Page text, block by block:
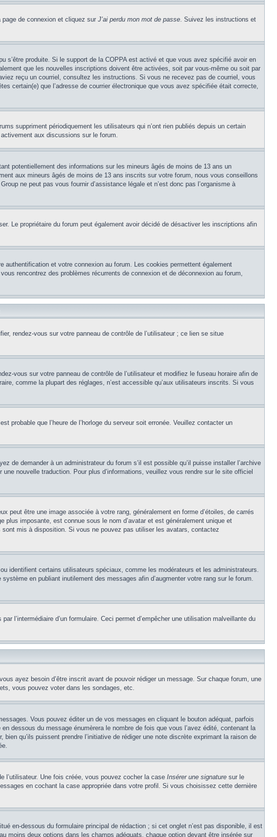
de connexion et cliquez sur J’ai perdu mon mot de passe. Suivez les instructions et
s’être produite. Si le support de la COPPA est activé et que vous avez spécifié avoir en
que les nouvelles inscriptions doivent être activées, soit par vous-même ou soit par
reçu un courriel, consultez les instructions. Si vous ne recevez pas de courriel, vous
certain(e) que l’adresse de courrier électronique que vous avez spécifiée était correcte,
suppriment périodiquement les utilisateurs qui n’ont rien publiés depuis un certain
aux discussions sur le forum.
potentiellement des informations sur les mineurs âgés de moins de 13 ans un
aux mineurs âgés de moins de 13 ans inscrits sur votre forum, nous vous conseillons
ne peut pas vous fournir d’assistance légale et n’est donc pas l’organisme à
Le propriétaire du forum peut également avoir décidé de désactiver les inscriptions afin
authentification et votre connexion au forum. Les cookies permettent également
rencontrez des problèmes récurrents de connexion et de déconnexion au forum,
rendez-vous sur votre panneau de contrôle de l’utilisateur ; ce lien se situe
vous sur votre panneau de contrôle de l’utilisateur et modifiez le fuseau horaire afin de
comme la plupart des réglages, n’est accessible qu’aux utilisateurs inscrits. Si vous
probable que l’heure de l’horloge du serveur soit erronée. Veuillez contacter un
de demander à un administrateur du forum s’il est possible qu’il puisse installer l’archive
nouvelle traduction. Pour plus d’informations, veuillez vous rendre sur le site officiel
peut être une image associée à votre rang, généralement en forme d’étoiles, de carrés
imposante, est connue sous le nom d’avatar et est généralement unique et
sont mis à disposition. Si vous ne pouvez pas utiliser les avatars, contactez
identifient certains utilisateurs spéciaux, comme les modérateurs et les administrateurs.
en publiant inutilement des messages afin d’augmenter votre rang sur le forum.
l’intermédiaire d’un formulaire. Ceci permet d’empêcher une utilisation malveillante du
ayez besoin d’être inscrit avant de pouvoir rédiger un message. Sur chaque forum, une
vous pouvez voter dans les sondages, etc.
Vous pouvez éditer un de vos messages en cliquant le bouton adéquat, parfois
dessous du message énumèrera le nombre de fois que vous l’avez édité, contenant la
bien qu’ils puissent prendre l’initiative de rédiger une note discrète exprimant la raison de
l’utilisateur. Une fois créée, vous pouvez cocher la case Insérer une signature sur le
en cochant la case appropriée dans votre profil. Si vous choisissez cette dernière
en-dessous du formulaire principal de rédaction ; si cet onglet n’est pas disponible, il est
moins deux options dans les champs adéquats, chaque option devant être insérée sur